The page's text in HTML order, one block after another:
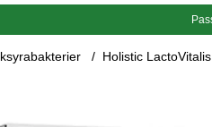
Holistic